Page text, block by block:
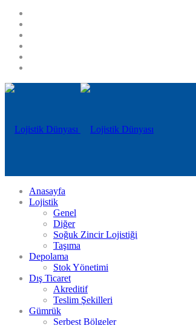
Anasayfa
Lojistik
Genel
Diğer
Soğuk Zincir Lojistiği
Taşıma
Depolama
Stok Yönetimi
Dış Ticaret
Akreditif
Teslim Şekilleri
Gümrük
Serbest Bölgeler